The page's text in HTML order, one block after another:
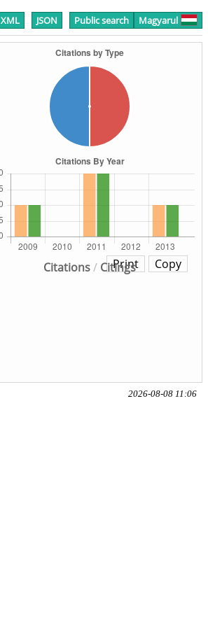
XML JSON Public search Magyarul
Citations/ Citings Copy
Print
2026-08-08 11:06